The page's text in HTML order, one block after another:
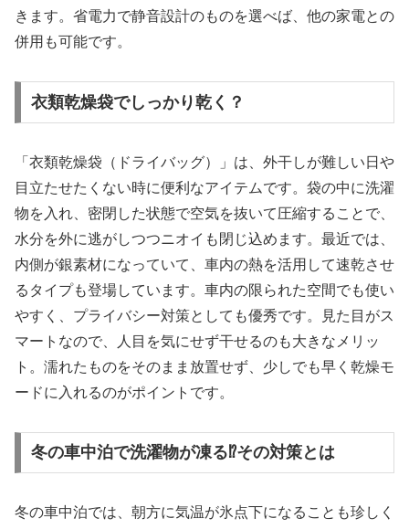
きます。省電力で静音設計のものを選べば、他の家電との
併用も可能です。
衣類乾燥袋でしっかり乾く？
「衣類乾燥袋（ドライバッグ）」は、外干しが難しい日や
目立たせたくない時に便利なアイテムです。袋の中に洗濯
物を入れ、密閉した状態で空気を抜いて圧縮することで、
水分を外に逃がしつつニオイも閉じ込めます。最近では、
内側が銀素材になっていて、車内の熱を活用して速乾させ
るタイプも登場しています。車内の限られた空間でも使い
やすく、プライバシー対策としても優秀です。見た目がス
マートなので、人目を気にせず干せるのも大きなメリッ
ト。濡れたものをそのまま放置せず、少しでも早く乾燥モ
ードに入れるのがポイントです。
冬の車中泊で洗濯物が凍る⁉その対策とは
冬の車中泊では、朝方に気温が氷点下になることも珍しく